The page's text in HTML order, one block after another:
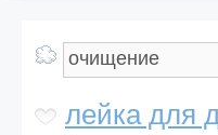
лейка для